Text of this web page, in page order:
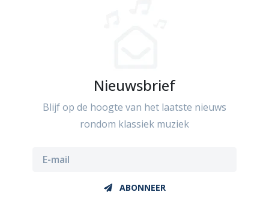
Nieuwsbrief
Blijf op de hoogte van het laatste nieuws
rondom klassiek muziek
ABONNEER